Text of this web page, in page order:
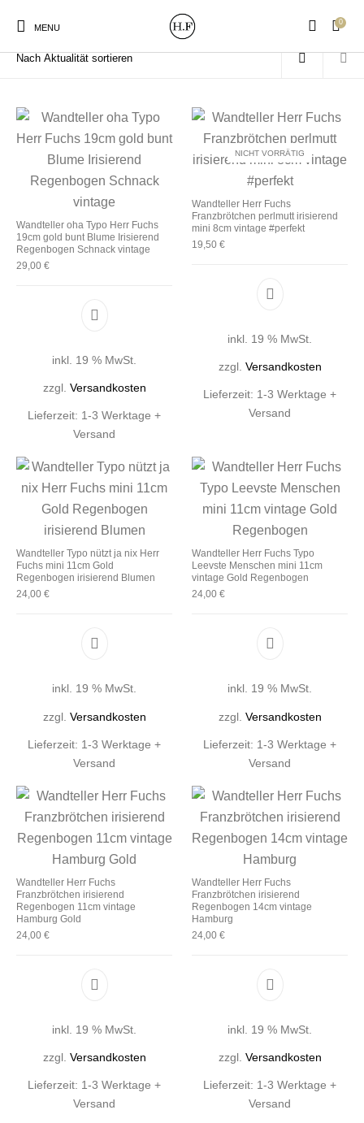
MENU
0
New Products On Sale! Wandteller Geschirrtücher
Gutscheine Kissen Magneten
Mützen / Beanies und
Patches
Start / Produkte verschlagwortet mit „Irisierend“
Wandteller oha Typo Herr Fuchs
19cm gold bunt Blume Irisierend
Regenbogen Schnack vintage
29,00 €
inkl. 19 % MwSt.
zzgl. Versandkosten
Lieferzeit: 1-3 Werktage +
Versand
NICHT VORRÄTIG
Wandteller Herr Fuchs
Franzbrötchen perlmutt irisierend
mini 8cm vintage #perfekt
19,50 €
inkl. 19 % MwSt.
zzgl. Versandkosten
Lieferzeit: 1-3 Werktage +
Versand
Wandteller Typo nützt ja nix Herr
Fuchs mini 11cm Gold
Regenbogen irisierend Blumen
24,00 €
inkl. 19 % MwSt.
zzgl. Versandkosten
Lieferzeit: 1-3 Werktage +
Versand
Wandteller Herr Fuchs Typo
Leevste Menschen mini 11cm
vintage Gold Regenbogen
24,00 €
inkl. 19 % MwSt.
zzgl. Versandkosten
Lieferzeit: 1-3 Werktage +
Versand
Wandteller Herr Fuchs
Franzbrötchen irisierend
Regenbogen 11cm vintage
Hamburg Gold
24,00 €
inkl. 19 % MwSt.
zzgl. Versandkosten
Lieferzeit: 1-3 Werktage +
Versand
Wandteller Herr Fuchs
Franzbrötchen irisierend
Regenbogen 14cm vintage
Hamburg
24,00 €
inkl. 19 % MwSt.
zzgl. Versandkosten
Lieferzeit: 1-3 Werktage +
Versand